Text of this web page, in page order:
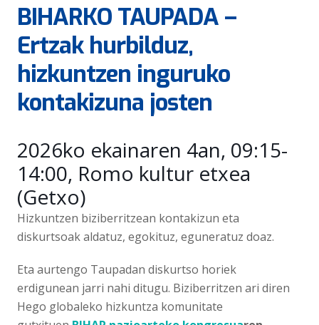
BIHARKO TAUPADA –
Ertzak hurbilduz,
hizkuntzen inguruko
kontakizuna josten
2026ko ekainaren 4an, 09:15-
14:00, Romo kultur etxea
(Getxo)
Hizkuntzen biziberritzean kontakizun eta
diskurtsoak aldatuz, egokituz, eguneratuz doaz.
Eta aurtengo Taupadan diskurtso horiek
erdigunean jarri nahi ditugu. Biziberritzen ari diren
Hego globaleko hizkuntza komunitate